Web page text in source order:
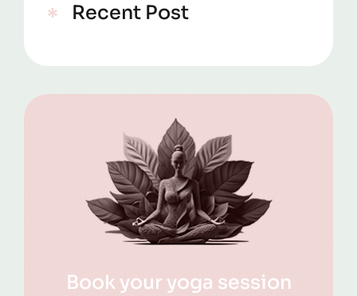
Recent Post
Book your yoga session